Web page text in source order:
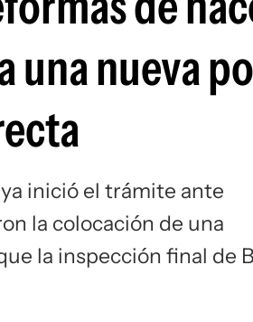
una nueva
inició el trámite ante
la colocación de una
la inspección final de